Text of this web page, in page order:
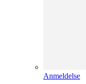
Anmeldelse